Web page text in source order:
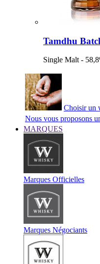
Tamdhu
Single Malt -
Choisir un
Nous vous proposons
MARQUES
Marques Officielles
Marques Négociants